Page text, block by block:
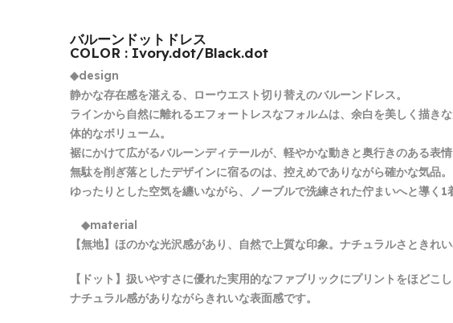
バルーンドットドレス
COLOR : Ivory.dot/Black.dot
◆design
静かな存在感を湛える、ローウエスト切り替えのバルーンドレス。
ラインから自然に離れるエフォートレスなフォルムは、余白を美しく描き
体的なボリューム。
裾にかけて広がるバルーンディテールが、軽やかな動きと奥行きのある表
無駄を削ぎ落としたデザインに宿るのは、控えめでありながら確かな気品。
ゆったりとした空気を纏いながら、ノーブルで洗練された佇まいへと導く1
◆material
【無地】ほのかな光沢感があり、自然で上質な印象。ナチュラルさときれ
【ドット】扱いやすさに優れた実用的なファブリックにプリントをほどこし
ナチュラル感がありながらきれいな表面感です。